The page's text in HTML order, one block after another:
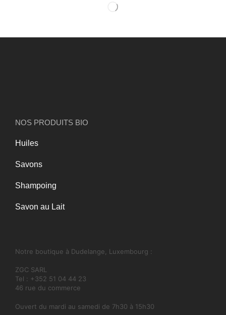
NOS PRODUITS BIO
Huiles
Savons
Shampoing
Savon au Lait
Notre boutique à Dudelange, Luxembourg :
ZGC SARL
Tel : +352 51 04 44 23
46 rue du commerce
Ouvert du mardi au samedi de 7h30 à 15h30